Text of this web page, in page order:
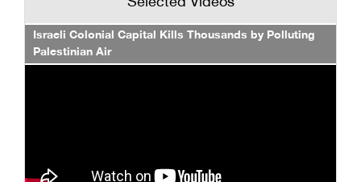
Israeli Colonial Capital Kills Thousands by Polluting
Palestinian Air